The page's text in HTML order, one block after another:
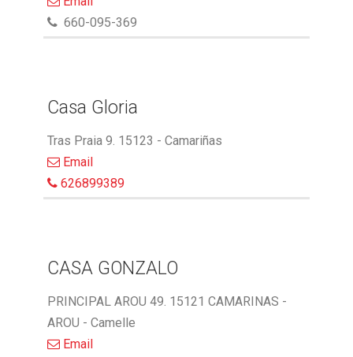
660-095-369
Casa Gloria
Tras Praia 9. 15123 - Camariñas
Email
626899389
CASA GONZALO
PRINCIPAL AROU 49. 15121 CAMARINAS -
AROU - Camelle
Email